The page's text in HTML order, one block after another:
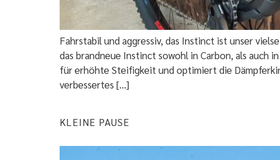
Fahrstabil und aggressiv, das Instinct ist unser
das brandneue Instinct sowohl in Carbon, als auch
für erhöhte Steifigkeit und optimiert die
verbessertes […]
KLEINE PAUSE